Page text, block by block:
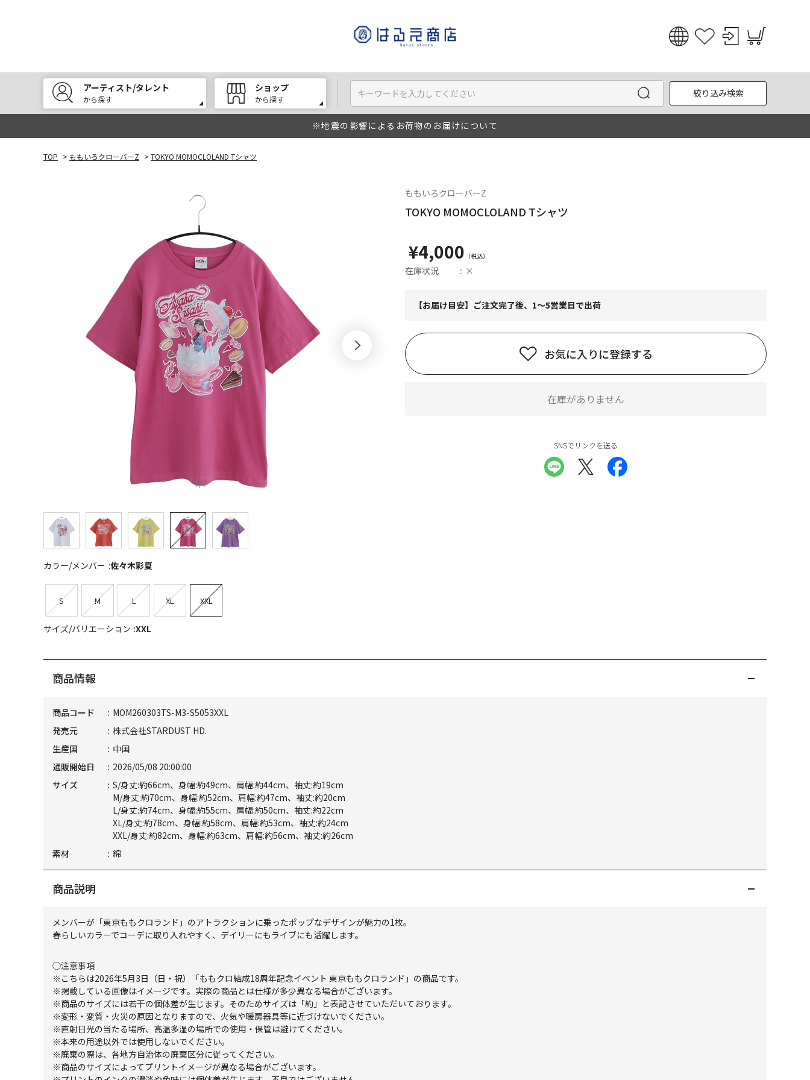
English
한국어
アーティスト/タレント
から探す
ショップ
から探す
絞り込み検索
※地震の影響によるお荷物のお届けについて
TOP > ももいろクローバーZ > TOKYO MOMOCLOLAND Tシャツ
1/2
カラー/メンバー 佐々木彩夏
S M L XL XXL
サイズ/バリエーション XXL
ももいろクローバーZ
TOKYO MOMOCLOLAND Tシャツ
¥4,000
在庫状況 ×
【お届け目安】ご注文完了後、1～5営業日で出荷
お気に入りに登録する
在庫がありません
SNSでリンクを送る
商品情報
商品コード
MOM260303TS-M3-S5053XXL
発売元
株式会社STARDUST HD.
生産国
中国
通販開始日
2026/05/08 20:00:00
サイズ
S/身丈:約66cm、身幅:約49cm、肩幅:約44cm、袖丈:約19cm
M/身丈:約70cm、身幅:約52cm、肩幅:約47cm、袖丈:約20cm
L/身丈:約74cm、身幅:約55cm、肩幅:約50cm、袖丈:約22cm
XL/身丈:約78cm、身幅:約58cm、肩幅:約53cm、袖丈:約24cm
XXL/身丈:約82cm、身幅:約63cm、肩幅:約56cm、袖丈:約26cm
素材
綿
商品説明
メンバーが「東京ももクロランド」のアトラクションに乗ったポップなデザインが魅力の1枚。
春らしいカラーでコーデに取り入れやすく、デイリーにもライブにも活躍します。
◯注意事項
※こちらは2026年5月3日（日・祝）「ももクロ結成18周年記念イベント 東京ももクロランド」の商品です。
※掲載している画像はイメージです。実際の商品とは仕様が多少異なる場合がございます。
※商品のサイズには若干の個体差が生じます。そのためサイズは「約」と表記させていただいております。
※変形・変質・火災の原因となりますので、火気や暖房器具等に近づけないでください。
※直射日光の当たる場所、高温多湿の場所での使用・保管は避けてください。
※本来の用途以外では使用しないでください。
※廃棄の際は、各地方自治体の廃棄区分に従ってください。
※商品のサイズによってプリントイメージが異なる場合がございます。